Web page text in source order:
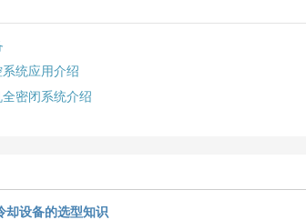
统应用介绍
密闭系统介绍
却设备的选型知识